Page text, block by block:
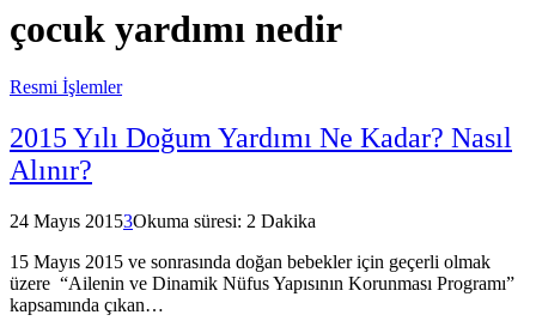
çocuk yardımı nedir
Resmi İşlemler
2015 Yılı Doğum Yardımı Ne Kadar? Nasıl
Alınır?
24 Mayıs 20153Okuma süresi: 2 Dakika
15 Mayıs 2015 ve sonrasında doğan bebekler için geçerli olmak
üzere “Ailenin ve Dinamik Nüfus Yapısının Korunması Programı”
kapsamında çıkan…